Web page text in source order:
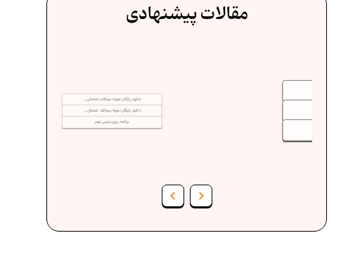
مقالات پیشنهادی
دانلود رایگان نمونه سوالات امتحانی...
دانلود رایگان نمونه سوالات امتحان...
فرمول حجم اشکال هندسی در ریاضیات
برنامه‌ ریزی درسی هفتم